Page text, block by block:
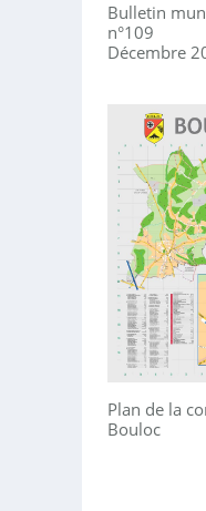
Bulletin
n°109
Décembre
Plan de la
Bouloc